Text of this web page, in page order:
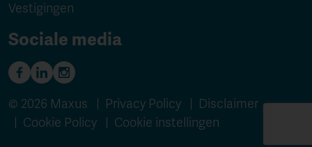
Vestigingen
Sociale media
© 2026 Maxus | Privacy Policy
Disclaimer
Cookie Policy Cookie instellingen